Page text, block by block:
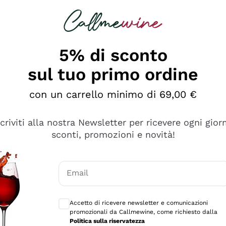
diversi e con un ampio range di prezzo. Le
5% di sconto
sul tuo primo ordine
con un carrello minimo di 69,00 €
alla nostra Newsletter per ricevere ogni
sconti, promozioni e novità!
Email
Accetto di ricevere newsletter e comunicazioni
promozionali da Callmewine, come richiesto dalla
Politica sulla riservatezza